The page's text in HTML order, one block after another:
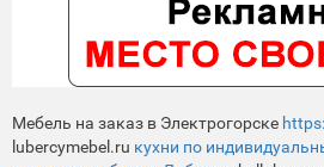
Мебель на заказ в Электрогорске
lubercymebel.ru кухни по